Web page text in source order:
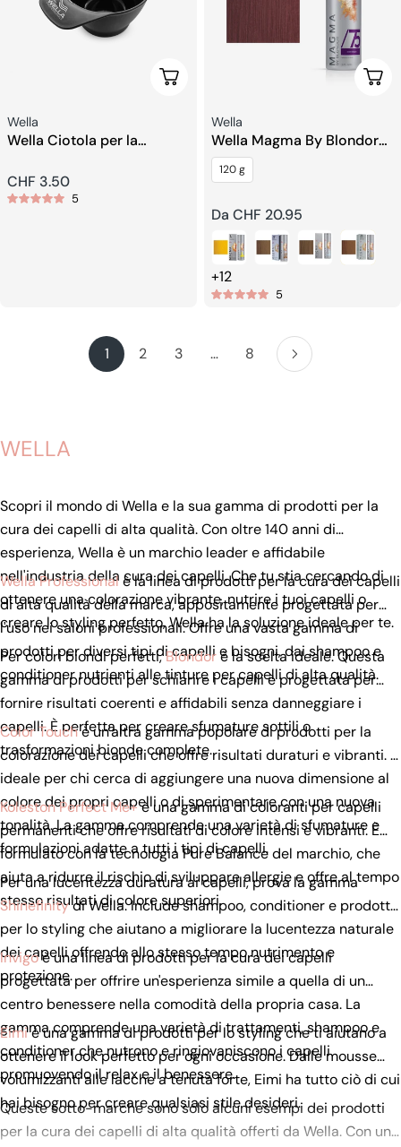
Aggiungi Al Carrello
Venditore:
Wella
Wella Ciotola per la
capelli (parrucchiere)
Prezzo
regolare
CHF 3.50
5
Venditore:
Wella
Wella Magma By Blondor
Schiarente Pigmentato
120 g
Prezzo
regolare
Da CHF 20.95
+12
5
1 2 3 … 8
WELLA
Scopri il mondo di Wella e la sua gamma di prodotti per la
cura dei capelli di alta qualità. Con oltre 140 anni di
esperienza, Wella è un marchio leader e affidabile
nell'industria della cura dei capelli. Che tu stia cercando di
ottenere una colorazione vibrante, nutrire i tuoi capelli o
creare lo styling perfetto, Wella ha la soluzione ideale per te.
Wella Professionalè la linea di prodotti per la cura dei capelli
di alta qualità della marca, appositamente progettata per
l'uso nei saloni professionali. Offre una vasta gamma di
prodotti per diversi tipi di capelli e bisogni, dai shampoo e
conditioner nutrienti alle tinture per capelli di alta qualità.
Per colori biondi perfetti,Blondorè la scelta ideale. Questa
gamma di prodotti per schiarire i capelli è progettata per
fornire risultati coerenti e affidabili senza danneggiare i
capelli. È perfetta per creare sfumature sottili o
trasformazioni bionde complete.
Color Touchè un'altra gamma popolare di prodotti per la
colorazione dei capelli che offre risultati duraturi e vibranti. È
ideale per chi cerca di aggiungere una nuova dimensione al
colore dei propri capelli o di sperimentare con una nuova
tonalità. La gamma comprende una varietà di sfumature e
formulazioni adatte a tutti i tipi di capelli.
Koleston Perfect Me+è una gamma di coloranti per capelli
permanenti che offre risultati di colore intensi e vibranti. È
formulato con la tecnologia Pure Balance del marchio, che
aiuta a ridurre il rischio di sviluppare allergie e offre al tempo
stesso risultati di colore superiori.
Per una lucentezza duratura ai capelli, prova la gamma
Shinefinitydi Wella. Include shampoo, conditioner e prodotti
per lo styling che aiutano a migliorare la lucentezza naturale
dei capelli offrendo allo stesso tempo nutrimento e
protezione.
Invigoè una linea di prodotti per la cura dei capelli
progettata per offrire un'esperienza simile a quella di un
centro benessere nella comodità della propria casa. La
gamma comprende una varietà di trattamenti, shampoo e
conditioner che nutrono e ringiovaniscono i capelli
promuovendo il relax e il benessere.
Eimiè una gamma di prodotti per lo styling che ti aiutano a
ottenere il look perfetto per ogni occasione. Dalle mousse
volumizzanti alle lacche a tenuta forte, Eimi ha tutto ciò di cui
hai bisogno per creare qualsiasi stile desideri.
Queste sotto-marche sono solo alcuni esempi dei prodotti
per la cura dei capelli di alta qualità offerti da Wella. Con un